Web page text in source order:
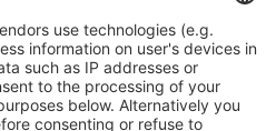
för denna sökning